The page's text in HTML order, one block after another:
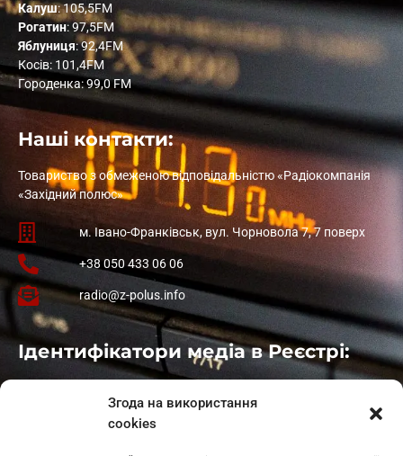
Згода на використання
cookies
Калуш: 105,5FM
Рогатин: 97,5FM
Яблуниця: 92,4FM
Косів: 101,4FM
Городенка: 99,0 FM
Наші контакти:
Товариство з обмеженою відповідальністю «Радіокомпанія
«Західний полюс»
м. Івано-Франківськ, вул. Чорновола 7, 7 поверх
+38 050 433 06 06
radio@z-polus.info
Ідентифікатори медіа в Реєстрі:
: L11-01410
: L11-01801